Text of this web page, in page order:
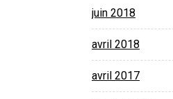
juin 2018
avril 2018
avril 2017